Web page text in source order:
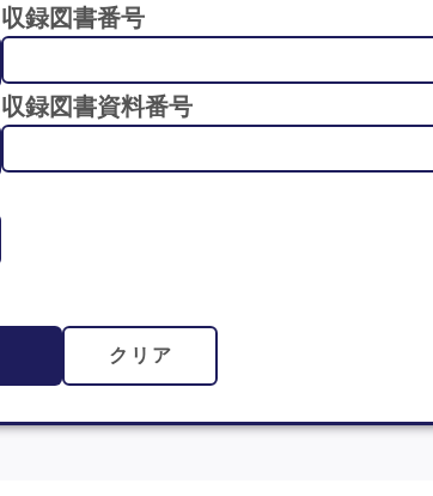
収録図書番号
収録図書資料番号
クリア